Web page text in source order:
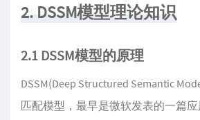
2. DSSM模型理论知识
2.1 DSSM模型的原理
DSSM(Deep Structured Semantic
匹配模型，最早是微软发表的一篇